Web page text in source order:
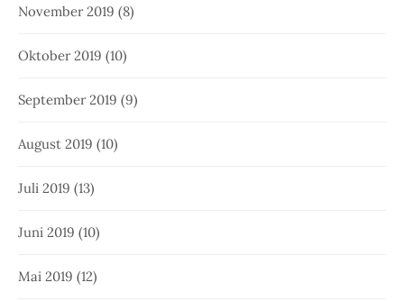
November 2019 (8)
Oktober 2019 (10)
September 2019 (9)
August 2019 (10)
Juli 2019 (13)
Juni 2019 (10)
Mai 2019 (12)